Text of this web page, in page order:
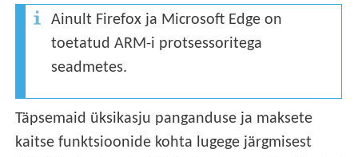
Ainult Firefox ja Microsoft Edge on
toetatud ARM-i protsessoritega
seadmetes.
Täpsemaid üksikasju panganduse ja maksete
kaitse funktsioonide kohta lugege järgmisest